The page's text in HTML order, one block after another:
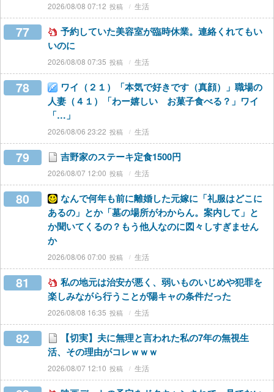
2026/08/08 07:12 生活
77
予約していた美容室が臨時休業。連絡くれてもい
いのに
2026/08/08 07:35 生活
78
ワイ（２１）「本気で好きです（真顔）」職場の
人妻（４１）「わー嬉しい お菓子食べる？」ワイ
「…」
2026/08/06 23:22 生活
79 吉野家のステーキ定食1500円
2026/08/07 12:00 生活
80
なんで何年も前に離婚した元嫁に「礼服はどこに
あるの」とか「墓の場所がわからん。案内して」と
か聞いてくるの？もう他人なのに図々しすぎません
か
2026/08/06 07:00 生活
81
私の地元は治安が悪く、弱いものいじめや犯罪を
楽しみながら行うことが陽キャの条件だった
2026/08/08 16:35 生活
82
【切実】夫に無理と言われた私の7年の無視生
活、その理由がコレｗｗｗ
2026/08/07 12:10 生活